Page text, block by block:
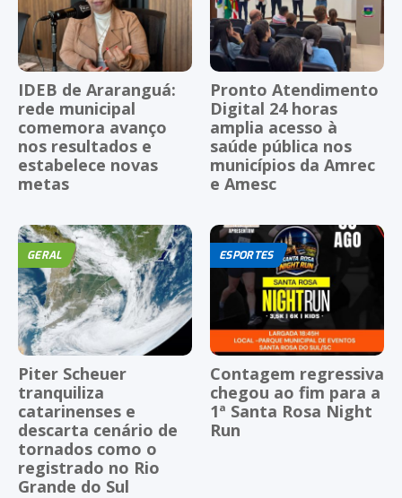
IDEB de Araranguá:
rede municipal
comemora avanço
nos resultados e
estabelece novas
metas
Pronto Atendimento
Digital 24 horas
amplia acesso à
saúde pública nos
municípios da Amrec
e Amesc
GERAL
Piter Scheuer
tranquiliza
catarinenses e
descarta cenário de
tornados como o
registrado no Rio
Grande do Sul
ESPORTES
Contagem regressiva
chegou ao fim para a
1ª Santa Rosa Night
Run